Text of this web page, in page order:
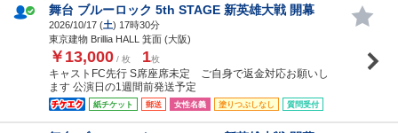
舞台 ブルーロック 5th STAGE 新英雄大戦 開幕
2026/10/17 (土) 17時30分
東京建物 Brillia HALL 箕面 (大阪)
￥13,000 / 枚 1枚
キャストFC先行 S席座席未定 ご自身で返金対応お願いし
ます 公演日の1週間前発送予定
紙チケット 郵送 女性名義 塗りつぶしなし 質問受付